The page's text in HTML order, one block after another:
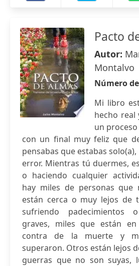
Pacto
Autor:
Montalvo
Número
Mi libro
hecho real
un
con un final muy feliz que
pensabas que estabas
error. Mientras tú duermes,
o haciendo cualquier
hay miles de personas que
están cerca o muy lejos de
sufriendo padecimientos
graves, miles que están
contra de la muerte y
superaron. Otros están lejos
guerras que no son suyas,